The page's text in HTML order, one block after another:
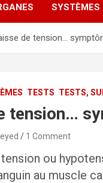
SYSTÈMES
de tension…
TESTS TESTS,
tension…
1 Comment
tension ou
au muscle